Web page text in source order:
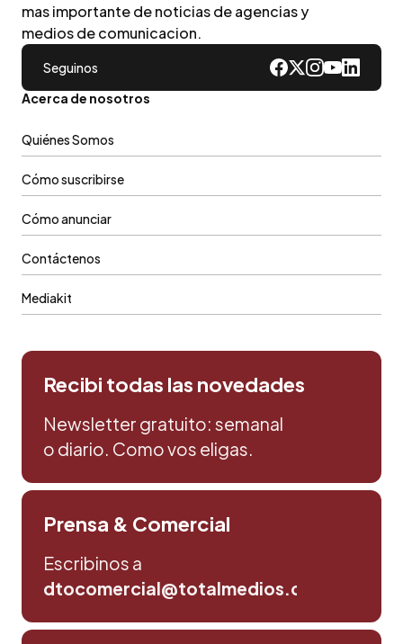
mas importante de noticias de agencias y
medios de comunicacion.
Seguinos
Acerca de nosotros
Quiénes Somos
Cómo suscribirse
Cómo anunciar
Contáctenos
Mediakit
Recibi todas las novedades
Newsletter gratuito: semanal
o diario. Como vos eligas.
Prensa & Comercial
Escribinos a
dtocomercial@totalmedios.com